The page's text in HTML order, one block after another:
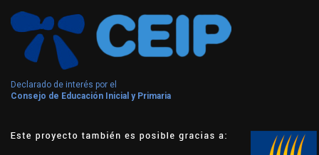
Declarado de interés por el
Consejo de Educación Inicial y Primaria